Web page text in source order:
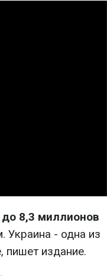
до 8,3 миллионов
Украина - одна из
пишет издание.